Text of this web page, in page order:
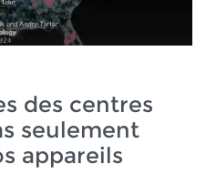
des centres
seulement
appareils